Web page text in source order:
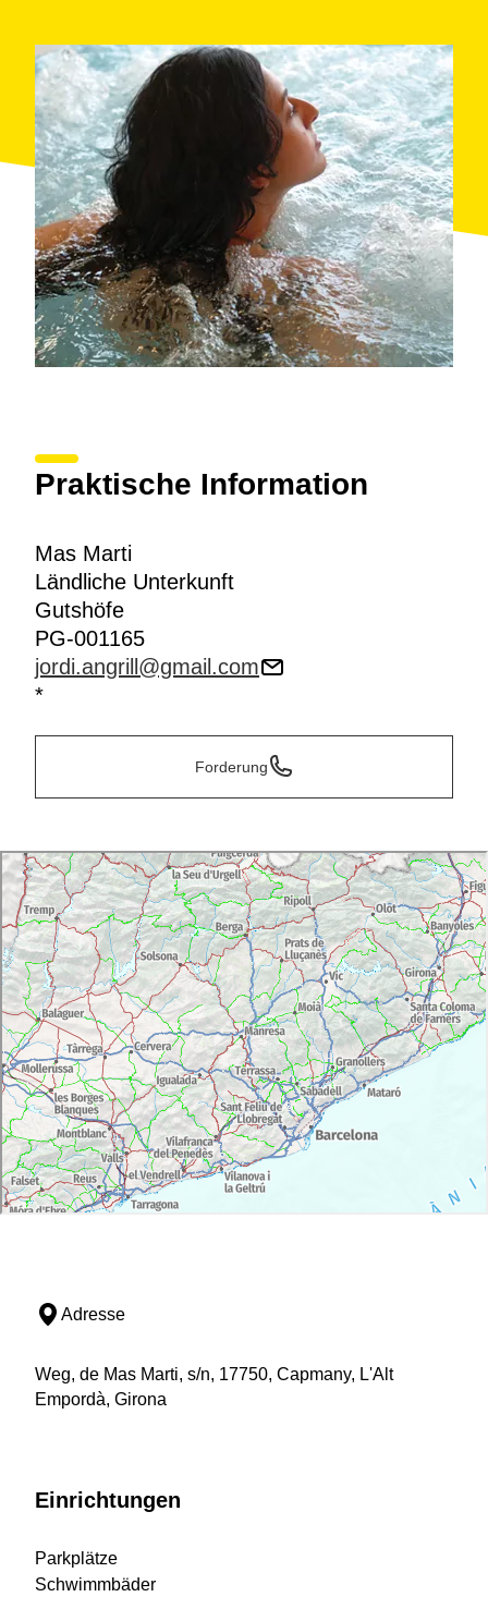
Megalithgebietund einigemittelalterliche
Befestigungsanlagen
zu erkunden. b>. Es liegt ganz
in der Nähe von Llançà (33 km), Cadaqués (46 km)
und dem Dalí-Museum (14 km).
Praktische Information
Mas Marti
Ländliche Unterkunft
Gutshöfe
PG-001165
jordi.angrill@gmail.com
*
Forderung
Adresse
Weg, de Mas Marti, s/n, 17750, Capmany, L'Alt
Empordà, Girona
Einrichtungen
Parkplätze
Schwimmbäder